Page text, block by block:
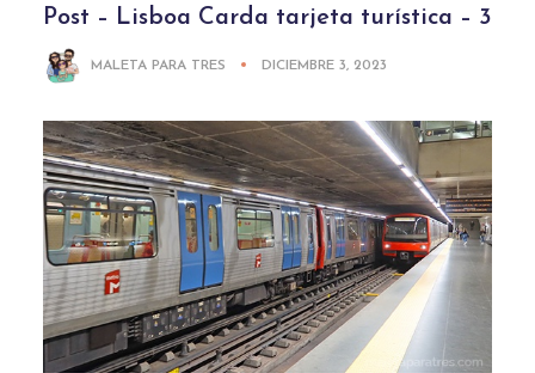
Post – Lisboa Carda tarjeta turística – 3
MALETA PARA TRES DICIEMBRE 3, 2023